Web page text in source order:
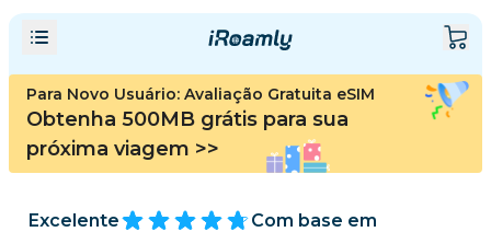
Para Novo Usuário: Avaliação Gratuita eSIM
Obtenha 500MB grátis para sua
próxima viagem >>
Excelente
Com base em